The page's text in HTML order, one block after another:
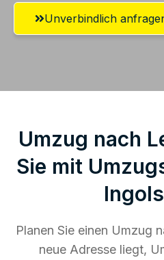
Unverbindlich
Umzug nach
Sie mit
Planen Sie einen Umzug
neue Adresse liegt,